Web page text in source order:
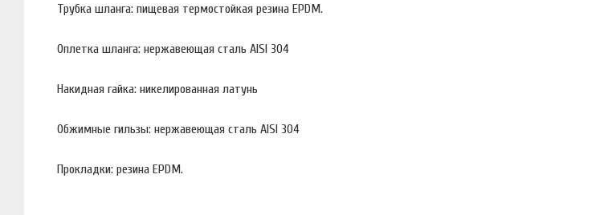
Трубка шланга: пищевая термостойкая резина EPDM.
Оплетка шланга: нержавеющая сталь AISI 304
Накидная гайка: никелированная латунь
Обжимные гильзы: нержавеющая сталь AISI 304
Прокладки: резина EPDM.